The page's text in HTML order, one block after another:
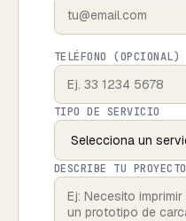
TELÉFONO (OPCIONAL)
TIPO DE SERVICIO
DESCRIBE TU PROYECTO